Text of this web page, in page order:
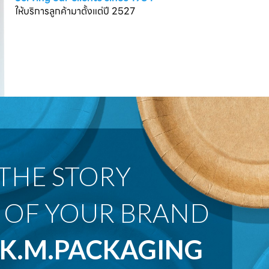
ให้บริการลูกค้ามาตั้งแต่ปี 2527
OF YOUR BRAND